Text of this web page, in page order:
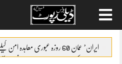
contentایران’ عمان 60 روزہ عبوری معاہدہ امن کیلئے اہم پیشرفت (اداریہ)